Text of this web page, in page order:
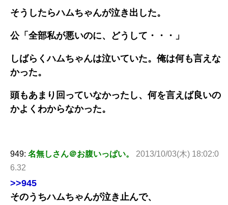
そうしたらハムちゃんが泣き出した。
公「全部私が悪いのに、どうして・・・」
しばらくハムちゃんは泣いていた。俺は何も言えな
かった。
頭もあまり回っていなかったし、何を言えば良いの
かよくわからなかった。
949: 名無しさん＠お腹いっぱい。
2013/10/03(木) 18:02:0
6.32
>>945
そのうちハムちゃんが泣き止んで、